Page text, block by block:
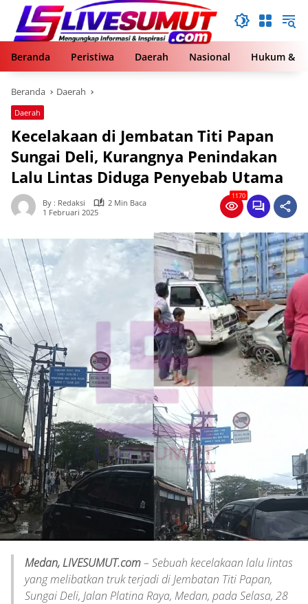
Langsung
konten
Beranda
Peristiwa Daerah Nasional Hukum &
Beranda Daerah
Daerah
Kecelakaan di Jembatan Titi Papan
Sungai Deli, Kurangnya Penindakan
Lalu Lintas Diduga Penyebab Utama
By : Redaksi
2 Min Baca
1 Februari 2025
1170
Medan, LIVESUMUT.com– Sebuah kecelakaan lalu lintas
yang melibatkan truk terjadi di Jembatan Titi Papan,
Sungai Deli, Jalan Platina Raya, Medan, pada Selasa, 28